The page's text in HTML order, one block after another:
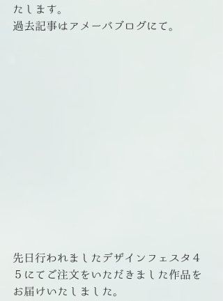
たします。
過去記事はアメーバブログにて。
先日行われましたデザインフェスタ４
５にてご注文をいただきました作品を
お届けいたしました。